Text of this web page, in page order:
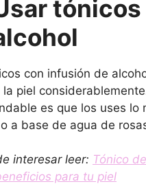
tónicos
con infusión de
la piel
es que los uses lo
a base de agua de
interesar leer: Tónico
para tu piel